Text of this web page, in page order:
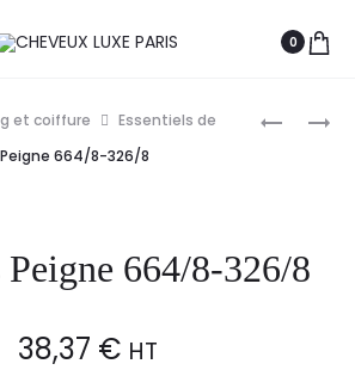
0
MANUEL
et coiffure
Essentiels de
664/8-326/8
664/8-326/8
38,37 € HT